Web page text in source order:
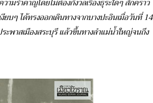
มรำคาญโดยไม่ต้องกังวลเรื่องธุระใดๆ สักคราว
ยบๆ ได้ทรงออกเดินทางจากบางปะอินเมื่อวันที่ 14
พาสเมืองสระบุรี แล้วขึ้นทางลำแม่น้ำใหญ่จนถึง